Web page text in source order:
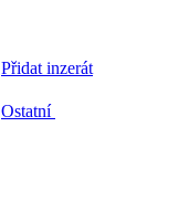
Přidat inzerát
Ostatní